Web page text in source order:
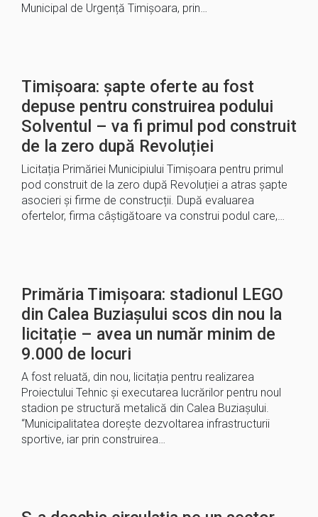
Municipal de Urgență Timișoara, prin…
Timișoara: șapte oferte au fost
depuse pentru construirea podului
Solventul – va fi primul pod construit
de la zero după Revoluției
Licitația Primăriei Municipiului Timișoara pentru primul
pod construit de la zero după Revoluției a atras șapte
asocieri și firme de construcții. După evaluarea
ofertelor, firma câștigătoare va construi podul care,…
Primăria Timișoara: stadionul LEGO
din Calea Buziașului scos din nou la
licitație – avea un număr minim de
9.000 de locuri
A fost reluată, din nou, licitația pentru realizarea
Proiectului Tehnic și executarea lucrărilor pentru noul
stadion pe structură metalică din Calea Buziașului.
“Municipalitatea dorește dezvoltarea infrastructurii
sportive, iar prin construirea…